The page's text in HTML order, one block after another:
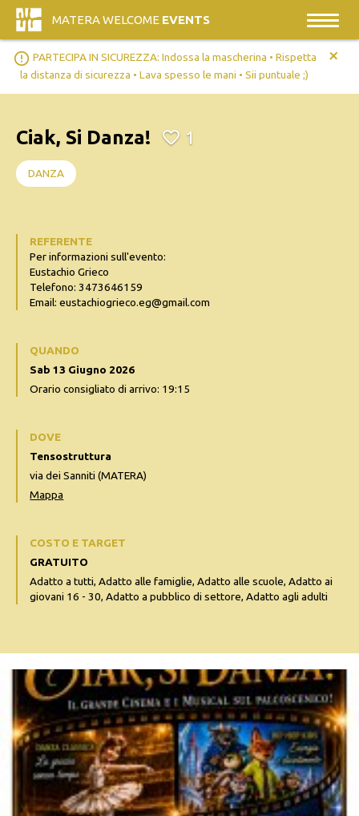
MATERA WELCOME EVENTS
error_outline PARTECIPA IN SICUREZZA: Indossa la mascherina • Rispetta
la distanza di sicurezza • Lava spesso le mani • Sii puntuale ;)
+
Ciak, Si Danza! 1
DANZA
REFERENTE
Per informazioni sull'evento:
Eustachio Grieco
Telefono: 3473646159
Email: eustachiogrieco.eg@gmail.com
QUANDO
Sab 13 Giugno 2026
Orario consigliato di arrivo: 19:15
DOVE
Tensostruttura
via dei Sanniti (MATERA)
Mappa
COSTO E TARGET
GRATUITO
Adatto a tutti, Adatto alle famiglie, Adatto alle scuole, Adatto ai
giovani 16 - 30, Adatto a pubblico di settore, Adatto agli adulti